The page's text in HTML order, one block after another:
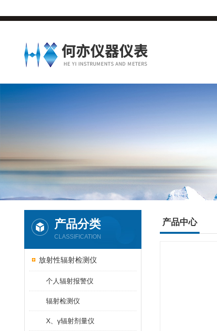
产品分类
CLASSIFICATION
放射性辐射检测仪
个人辐射报警仪
辐射检测仪
X、γ辐射剂量仪
产品中心